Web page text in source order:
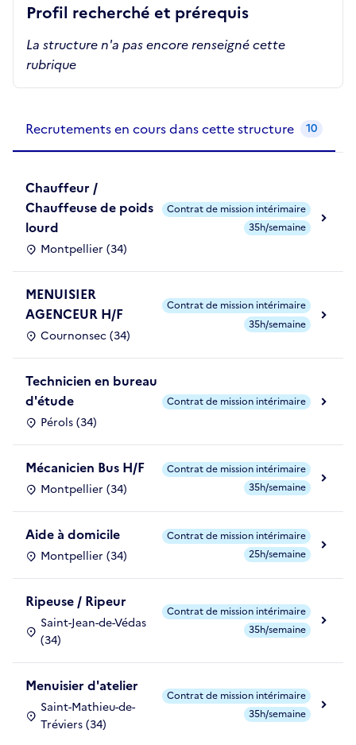
Profil recherché et prérequis
La structure n'a pas encore renseigné cette
rubrique
Recrutements en cours dans cette structure 10
Chauffeur /
Chauffeuse de poids
lourd
Montpellier (34)
Contrat de mission intérimaire
35h/semaine
MENUISIER
AGENCEUR H/F
Cournonsec (34)
Contrat de mission intérimaire
35h/semaine
Technicien en bureau
d'étude
Pérols (34)
Contrat de mission intérimaire
Mécanicien Bus H/F
Montpellier (34)
Contrat de mission intérimaire
35h/semaine
Aide à domicile
Montpellier (34)
Contrat de mission intérimaire
25h/semaine
Ripeuse / Ripeur
Saint-Jean-de-Védas
(34)
Contrat de mission intérimaire
35h/semaine
Menuisier d'atelier
Saint-Mathieu-de-
Tréviers (34)
Contrat de mission intérimaire
35h/semaine